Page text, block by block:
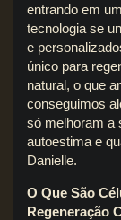
entrando em
tecnologia se
e
único para
natural, o que
conseguimos
só melhoram a
autoestima e
Danielle.
O Que São
Regeneração